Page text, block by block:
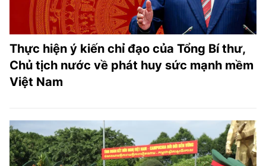
Thực hiện ý kiến chỉ đạo của Tổng Bí thư,
Chủ tịch nước về phát huy sức mạnh mềm
Việt Nam